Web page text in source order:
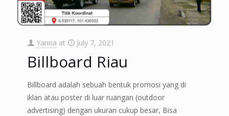
Yanna at July 7, 2021
Billboard Riau
Billboard adalah sebuah bentuk promosi yang di
iklan atau poster di luar ruangan (outdoor
advertising) dengan ukuran cukup besar, Bisa